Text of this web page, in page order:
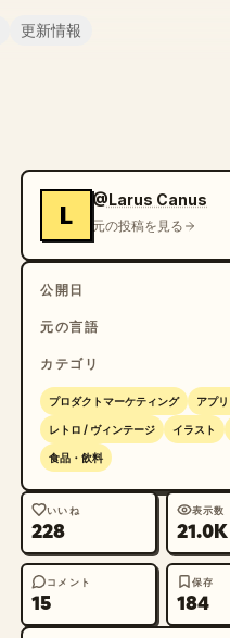
更新情報
L
@Larus Canus
元の投稿を見る
公開日
元の言語
カテゴリ
プロダクトマーケティング アプ
レトロ / ヴィンテージ イラスト
食品・飲料
いいね
228
表示数
21.0K
コメント
15
保存
184